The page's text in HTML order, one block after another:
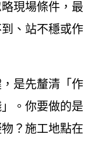
現場條件，最
、站不穩或作
是先釐清「作
。你要做的是
？施工地點在